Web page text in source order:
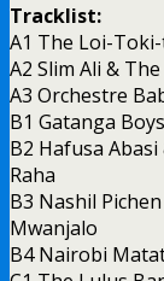
Tracklist:
A1 The Loi-
A2 Slim Ali &
A3 Orchestre
B1 Gatanga
B2 Hafusa
Raha
B3 Nashil
Mwanjalo
B4 Nairobi